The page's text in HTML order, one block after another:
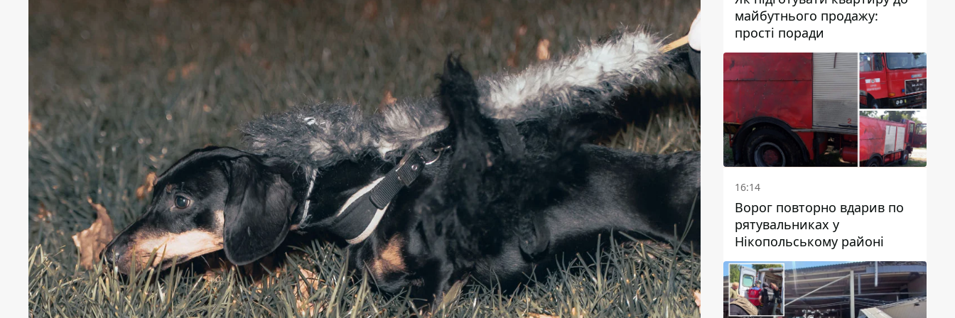
майбутнього продажу:
прості поради
16:14
Ворог повторно вдарив по
рятувальниках у
Нікопольському районі